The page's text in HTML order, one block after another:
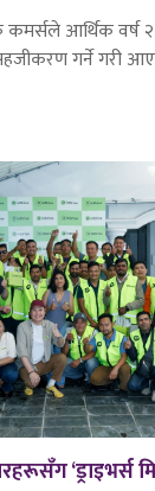
आर्थिक वर्ष
गर्ने गरी
‘ड्राइभर्स